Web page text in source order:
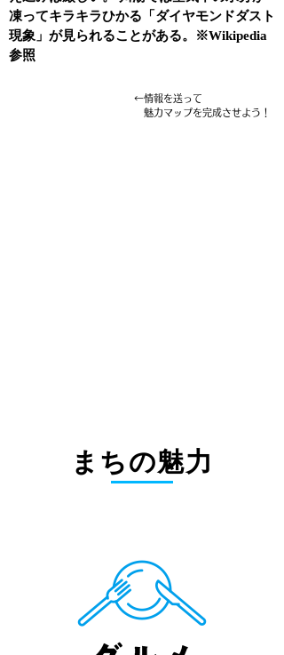
凍ってキラキラひかる「ダイヤモンドダスト
現象」が見られることがある。※Wikipedia
参照
←情報を送って
魅力マップを完成させよう！
まちの魅力